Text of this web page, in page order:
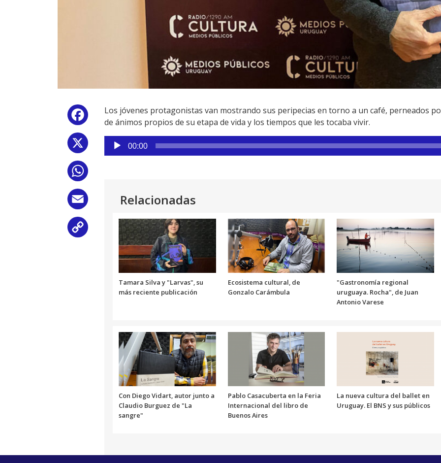
Facebook
Los jóvenes protagonistas van mostrando sus peripecias en torno a un café, perneados
de ánimos propios de su etapa de vida y los tiempos que les tocaba vivir.
Reproductor
de
00:00
Relacionadas
Tamara Silva y "Larvas", su
más reciente publicación
Ecosistema cultural, de
Gonzalo Carámbula
"Gastronomía regional
uruguaya. Rocha", de Juan
Antonio Varese
Con Diego Vidart, autor junto a
Claudio Burguez de "La
sangre"
Pablo Casacuberta en la Feria
Internacional del libro de
Buenos Aires
La nueva cultura del ballet en
Uruguay. El BNS y sus públicos